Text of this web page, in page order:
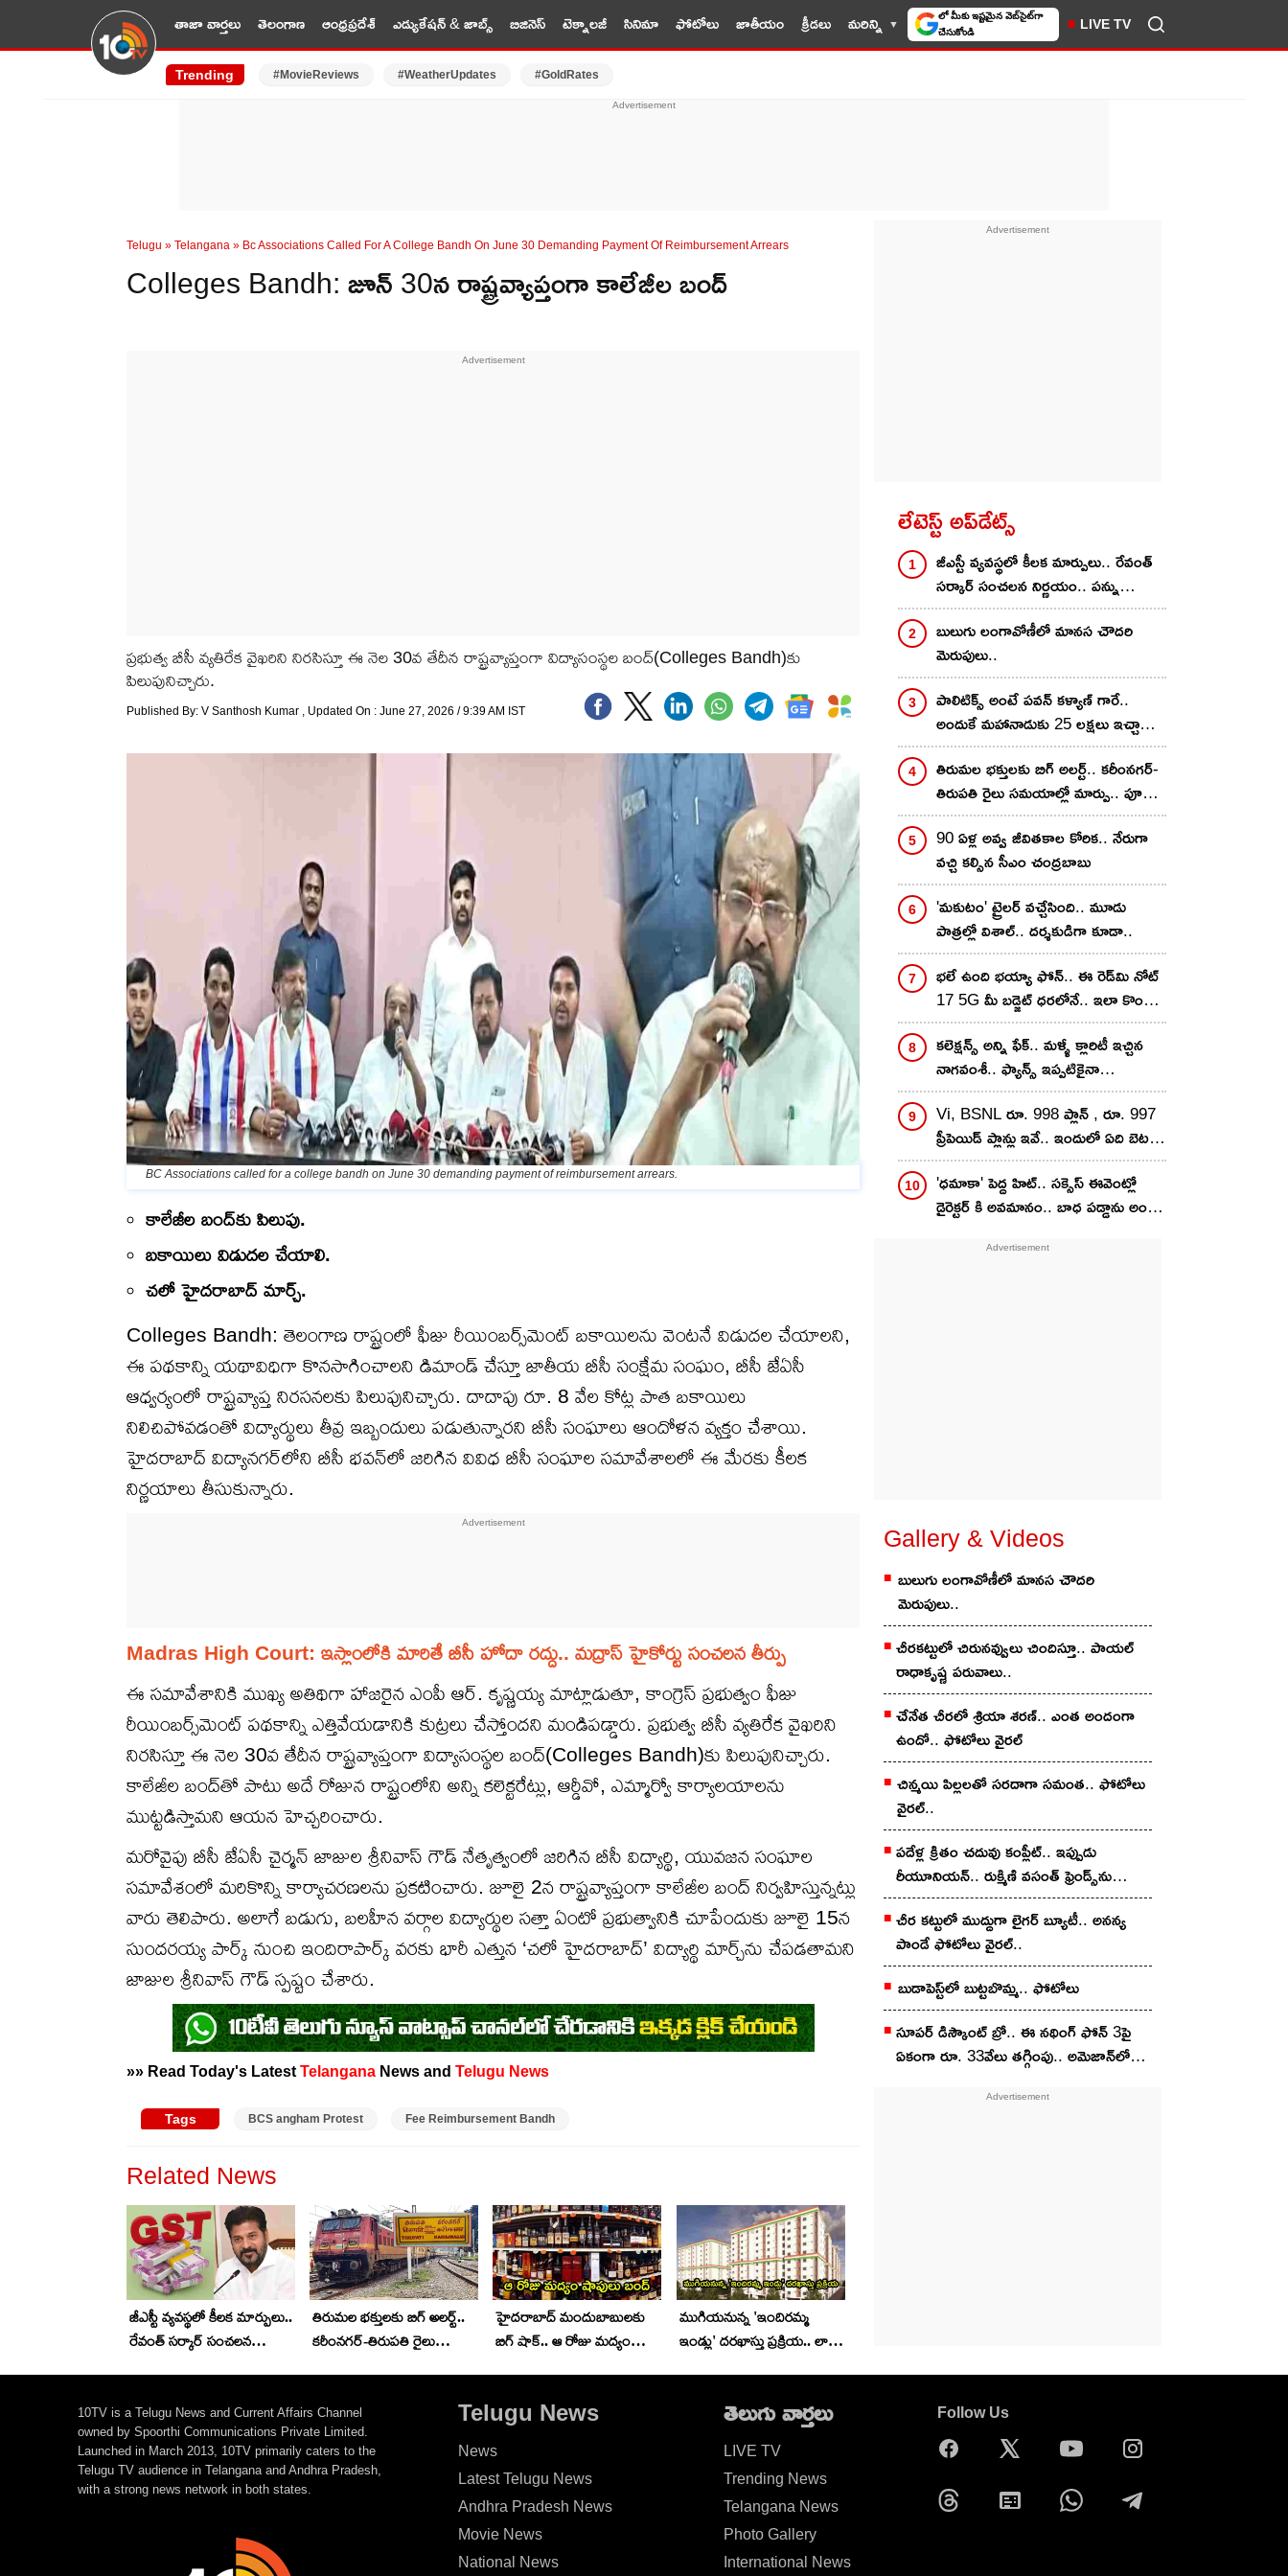
తాజా వార్తలు తెలంగాణ ఆంధ్రప్రదేశ్ ఎడ్యుకేషన్ & జాబ్స్ బిజినెస్ టెక్నాలజీ సినిమా ఫోటోలు జాతీయం క్రీడలు మరిన్ని 10TV సెలెక్ట్ చేసుకోండి LIVE TV
Trending #MovieReviews #WeatherUpdates #GoldRates
Telugu » Telangana » Bc Associations Called For A College Bandh On June 30 Demanding Payment Of Reimbursement Arrears
Colleges Bandh: జూన్ 30న రాష్ట్రవ్యాప్తంగా కాలేజీల బంద్
ప్రభుత్వ బీసీ వ్యతిరేక వైఖరిని నిరసిస్తూ ఈ నెల 30వ తేదీన రాష్ట్రవ్యాప్తంగా విద్యాసంస్థల బంద్‌(Colleges Bandh)కు
పిలుపునిచ్చారు.
Published By: V Santhosh Kumar , Updated On : June 27, 2026 / 9:39 AM IST
BC Associations called for a college bandh on June 30 demanding payment of reimbursement arrears.
కాలేజీల బంద్‌కు పిలుపు.
బకాయిలు విడుదల చేయాలి.
చలో హైదరాబాద్ మార్చ్.
Colleges Bandh: తెలంగాణ రాష్ట్రంలో ఫీజు రీయింబర్స్‌మెంట్ బకాయిలను వెంటనే విడుదల చేయాలని,
ఈ పథకాన్ని యథావిధిగా కొనసాగించాలని డిమాండ్ చేస్తూ జాతీయ బీసీ సంక్షేమ సంఘం, బీసీ జేఏసీ
ఆధ్వర్యంలో రాష్ట్రవ్యాప్త నిరసనలకు పిలుపునిచ్చారు. దాదాపు రూ. 8 వేల కోట్ల పాత బకాయిలు
నిలిచిపోవడంతో విద్యార్థులు తీవ్ర ఇబ్బందులు పడుతున్నారని బీసీ సంఘాలు ఆందోళన వ్యక్తం చేశాయి.
హైదరాబాద్ విద్యానగర్‌లోని బీసీ భవన్‌లో జరిగిన వివిధ బీసీ సంఘాల సమావేశాలలో ఈ మేరకు కీలక
నిర్ణయాలు తీసుకున్నారు.
Madras High Court: ఇస్లాంలోకి మారితే బీసీ హోదా రద్దు.. మద్రాస్ హైకోర్టు సంచలన తీర్పు
ఈ సమావేశానికి ముఖ్య అతిథిగా హాజరైన ఎంపీ ఆర్. కృష్ణయ్య మాట్లాడుతూ, కాంగ్రెస్ ప్రభుత్వం ఫీజు
రీయింబర్స్‌మెంట్ పథకాన్ని ఎత్తివేయడానికి కుట్రలు చేస్తోందని మండిపడ్డారు. ప్రభుత్వ బీసీ వ్యతిరేక వైఖరిని
నిరసిస్తూ ఈ నెల 30వ తేదీన రాష్ట్రవ్యాప్తంగా విద్యాసంస్థల బంద్‌(Colleges Bandh)కు పిలుపునిచ్చారు.
కాలేజీల బంద్‌తో పాటు అదే రోజున రాష్ట్రంలోని అన్ని కలెక్టరేట్లు, ఆర్డీవో, ఎమ్మార్వో కార్యాలయాలను
ముట్టడిస్తామని ఆయన హెచ్చరించారు.
మరోవైపు బీసీ జేఏసీ చైర్మన్ జాజుల శ్రీనివాస్ గౌడ్ నేతృత్వంలో జరిగిన బీసీ విద్యార్థి, యువజన సంఘాల
సమావేశంలో మరికొన్ని కార్యాచరణలను ప్రకటించారు. జూలై 2న రాష్ట్రవ్యాప్తంగా కాలేజీల బంద్ నిర్వహిస్తున్నట్లు
వారు తెలిపారు. అలాగే బడుగు, బలహీన వర్గాల విద్యార్థుల సత్తా ఏంటో ప్రభుత్వానికి చూపేందుకు జూలై 15న
సుందరయ్య పార్క్ నుంచి ఇందిరాపార్క్ వరకు భారీ ఎత్తున ‘చలో హైదరాబాద్’ విద్యార్థి మార్చ్‌ను చేపడతామని
జాజుల శ్రీనివాస్ గౌడ్ స్పష్టం చేశారు.
»» Read Today's Latest Telangana News and Telugu News
Tags BCS angham Protest Fee Reimbursement Bandh
Related News
జీఎస్టీ వ్యవస్థలో కీలక మార్పులు..
రేవంత్ సర్కార్ సంచలన
తిరుమల భక్తులకు బిగ్ అలర్ట్..
కరీంనగర్-తిరుపతి రైలు
హైదరాబాద్‌ మందుబాబులకు
బిగ్ షాక్.. ఆ రోజు మద్యం
ముగియనున్న 'ఇందిరమ్మ
ఇండ్లు' దరఖాస్తు ప్రక్రియ.. లాస్ట్
లేటెస్ట్ అప్‌డేట్స్
జీఎస్టీ వ్యవస్థలో కీలక మార్పులు.. రేవంత్
సర్కార్ సంచలన నిర్ణయం.. పన్ను
ఎగవేతదారులకు చెక్
బులుగు లంగావోణీలో మానస చౌదరి
మెరుపులు..
పాలిటిక్స్ అంటే పవన్ కళ్యాణ్ గారే..
అందుకే మహానాడుకు 25 లక్షలు ఇచ్చాను..
నాగవంశీ కామెంట్స్..
తిరుమల భక్తులకు బిగ్ అలర్ట్.. కరీంనగర్-
తిరుపతి రైలు సమయాల్లో మార్పు.. పూర్తి
డీటెయిల్స్ ఇవే
90 ఏళ్ల అవ్వ జీవితకాల కోరిక.. నేరుగా
వచ్చి కల్సిన సీఎం చంద్రబాబు
'మకుటం' ట్రైలర్ వచ్చేసింది.. మూడు
పాత్రల్లో విశాల్.. దర్శకుడిగా కూడా..
భలే ఉంది భయ్యా ఫోన్.. ఈ రెడ్‌మి నోట్
17 5G మీ బడ్జెట్ ధరలోనే.. ఇలా కొంటే
ఇంకా తక్కువకే..!
కలెక్షన్స్ అన్ని ఫేక్.. మళ్ళీ క్లారిటీ ఇచ్చిన
నాగవంశీ.. ఫ్యాన్స్ ఇప్పటికైనా
గొడవపడటం ఆపుతారా?
Vi, BSNL రూ. 998 ప్లాన్ , రూ. 997
ప్రీపెయిడ్ ప్లాన్లు ఇవే.. ఇందులో ఏది బెటర్?
వ్యాలిడిటీ, డేటా బెనిఫిట్స్ ఒకటేనా?
'ధమాకా' పెద్ద హిట్.. సక్సెస్ ఈవెంట్లో
డైరెక్టర్ కి అవమానం.. బాధ పడ్డాను అంటూ
Gallery & Videos
బులుగు లంగావోణీలో మానస చౌదరి
మెరుపులు..
చీరకట్టులో చిరునవ్వులు చిందిస్తూ.. పాయల్
రాధాకృష్ణ పరువాలు..
చేనేత చీర‌లో శ్రియా శ‌ర‌ణ్‌.. ఎంత అందంగా
ఉందో.. ఫోటోలు వైర‌ల్
చిన్మ‌యి పిల్ల‌ల‌తో స‌ర‌దాగా సమంత‌.. ఫోటోలు
వైర‌ల్..
ప‌దేళ్ల క్రితం చ‌దువు కంప్లీట్.. ఇప్పుడు
రీయూనియన్.. రుక్మిణి వసంత్ ఫ్రెండ్స్‌ను
చూశారా?
చీర క‌ట్టులో ముద్దుగా లైగ‌ర్ బ్యూటీ.. అన‌న్య
పాండే ఫోటోలు వైర‌ల్..
బుడాపెస్ట్‌లో బుట్టబొమ్మ‌.. ఫోటోలు
సూపర్ డిస్కౌంట్ బ్రో.. ఈ నథింగ్ ఫోన్ 3పై
ఏకంగా రూ. 33వేలు తగ్గింపు.. అమెజాన్‌లో
10TV is a Telugu News and Current Affairs Channel
owned by Spoorthi Communications Private Limited.
Launched in March 2013, 10TV primarily caters to the
Telugu TV audience in Telangana and Andhra Pradesh,
with a strong news network in both states.
Telugu News
News
Latest Telugu News
Andhra Pradesh News
Movie News
National News
తెలుగు వార్తలు
LIVE TV
Trending News
Telangana News
Photo Gallery
International News
Follow Us